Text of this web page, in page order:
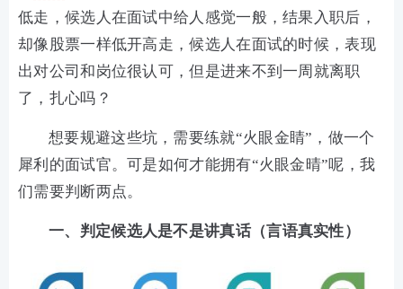
低走，候选人在面试中给人感觉一般，结果入职后，
却像股票一样低开高走，候选人在面试的时候，表现
出对公司和岗位很认可，但是进来不到一周就离职
了，扎心吗？
想要规避这些坑，需要练就“火眼金睛”，做一个
犀利的面试官。可是如何才能拥有“火眼金晴”呢，我
们需要判断两点。
一、判定候选人是不是讲真话（言语真实性）